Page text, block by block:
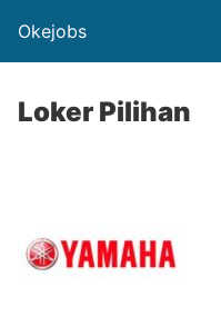
Okejobs
Loker Pilihan